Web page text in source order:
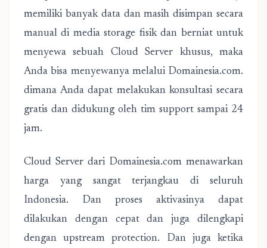
memiliki banyak data dan masih disimpan secara
manual di media storage fisik dan berniat untuk
menyewa sebuah Cloud Server khusus, maka
Anda bisa menyewanya melalui Domainesia.com.
dimana Anda dapat melakukan konsultasi secara
gratis dan didukung oleh tim support sampai 24
jam.
Cloud Server dari Domainesia.com menawarkan
harga yang sangat terjangkau di seluruh
Indonesia. Dan proses aktivasinya dapat
dilakukan dengan cepat dan juga dilengkapi
dengan upstream protection. Dan juga ketika